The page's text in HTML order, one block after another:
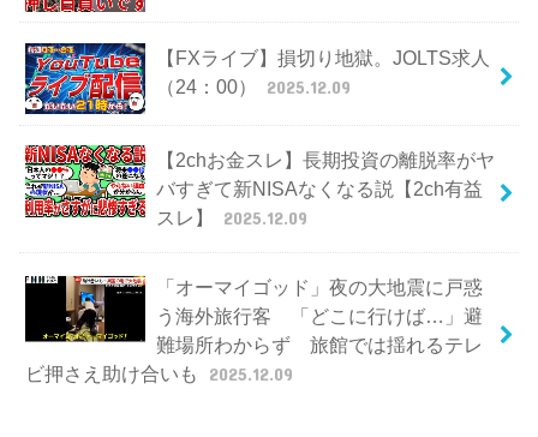
【FXライブ】損切り地獄。JOLTS求人
（24：00）
2025.12.09
【2chお金スレ】長期投資の離脱率がヤ
バすぎて新NISAなくなる説【2ch有益
スレ】
2025.12.09
「オーマイゴッド」夜の大地震に戸惑
う海外旅行客 「どこに行けば…」避
難場所わからず 旅館では揺れるテレ
ビ押さえ助け合いも
2025.12.09